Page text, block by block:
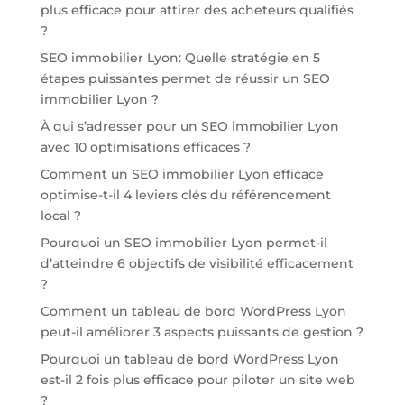
plus efficace pour attirer des acheteurs qualifiés
?
SEO immobilier Lyon: Quelle stratégie en 5
étapes puissantes permet de réussir un SEO
immobilier Lyon ?
À qui s’adresser pour un SEO immobilier Lyon
avec 10 optimisations efficaces ?
Comment un SEO immobilier Lyon efficace
optimise-t-il 4 leviers clés du référencement
local ?
Pourquoi un SEO immobilier Lyon permet-il
d’atteindre 6 objectifs de visibilité efficacement
?
Comment un tableau de bord WordPress Lyon
peut-il améliorer 3 aspects puissants de gestion ?
Pourquoi un tableau de bord WordPress Lyon
est-il 2 fois plus efficace pour piloter un site web
?